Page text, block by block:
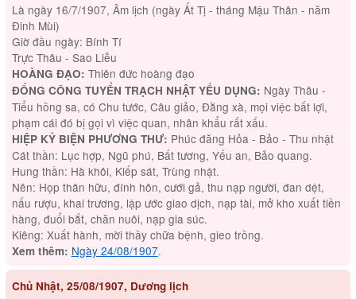
Là ngày 16/7/1907, Âm lịch (ngày Ất Tị - tháng Mậu Thân - năm
Đinh Mùi)
Giờ đầu ngày: Bính Tí
Trực Thâu - Sao Liễu
HOÀNG ĐẠO: Thiên đức hoàng đạo
ĐỔNG CÔNG TUYỂN TRẠCH NHẬT YẾU DỤNG: Ngày Thâu -
Tiểu hồng sa, có Chu tước, Câu giảo, Đằng xà, mọi việc bất lợi,
phạm cái đó bị gọi vì việc quan, nhân khẩu rất xấu.
HIỆP KỶ BIỆN PHƯƠNG THƯ: Phúc đăng Hỏa - Bảo - Thu nhật
Cát thần: Lục hợp, Ngũ phú, Bất tương, Yếu an, Bảo quang.
Hung thần: Hà khôi, Kiếp sát, Trùng nhật.
Nên: Họp thân hữu, đính hôn, cưới gả, thu nạp người, đan dệt,
nấu rượu, khai trương, lập ước giao dịch, nạp tài, mở kho xuất tiền
hàng, đuổi bắt, chăn nuôi, nạp gia súc.
Kiêng: Xuất hành, mời thầy chữa bệnh, gieo trồng.
Xem thêm: Ngày 24/08/1907.
Chủ Nhật, 25/08/1907, Dương lịch